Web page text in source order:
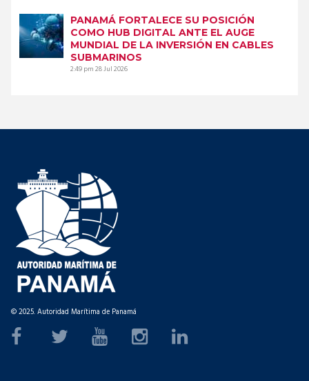
PANAMÁ FORTALECE SU POSICIÓN
COMO HUB DIGITAL ANTE EL AUGE
MUNDIAL DE LA INVERSIÓN EN CABLES
SUBMARINOS
2:49 pm28 Jul 2026
© 2025. Autoridad Marítima de Panamá